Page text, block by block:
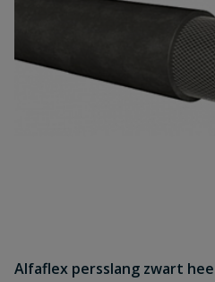
Alfaflex persslang zwart